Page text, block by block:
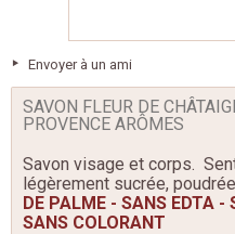
Envoyer à un ami
SAVON FLEUR DE
PROVENCE ARÔMES
Savon visage et corps.
légèrement sucrée,
DE PALME - SANS EDTA -
SANS COLORANT